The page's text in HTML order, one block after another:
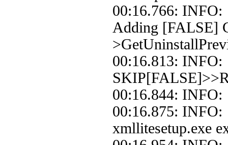
00:16.766:
Adding [FALSE]
00:16.813:
00:16.844:
00:16.875:
xmllitesetup.exe